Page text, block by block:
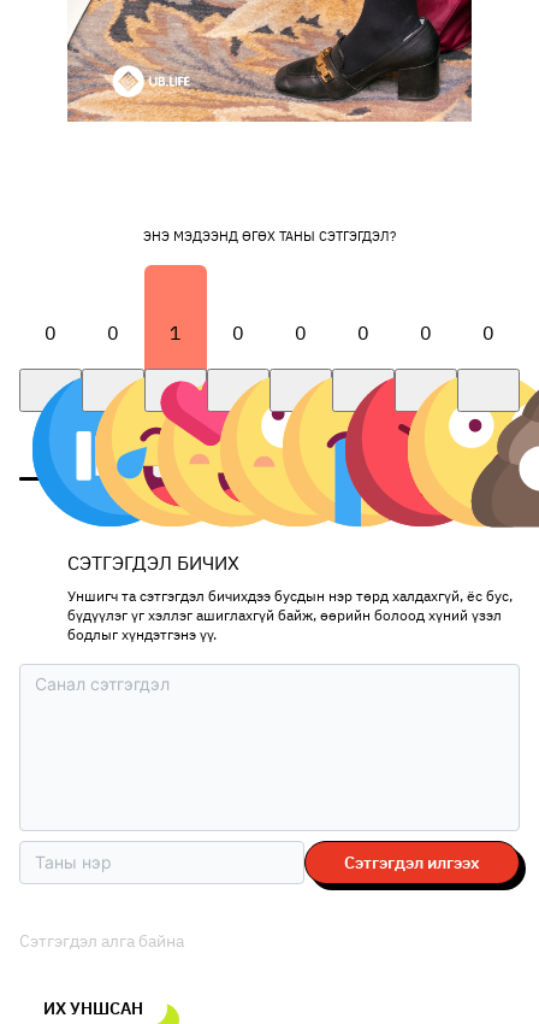
ЭНЭ МЭДЭЭНД ӨГӨХ ТАНЫ СЭТГЭГДЭЛ?
0 0 1 0 0 0 0 0
СЭТГЭГДЭЛ БИЧИХ
Уншигч та сэтгэгдэл бичихдээ бусдын нэр төрд халдахгүй, ёс бус,
бүдүүлэг үг хэллэг ашиглахгүй байж, өөрийн болоод хүний үзэл
бодлыг хүндэтгэнэ үү.
Сэтгэгдэл илгээх
Сэтгэгдэл алга байна
ИХ УНШСАН